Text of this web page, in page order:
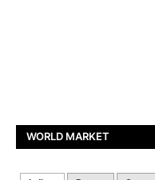
WORLD MARKET